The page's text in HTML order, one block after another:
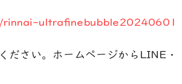
ultrafinebubble20240601
ださい。ホームページからLINE・